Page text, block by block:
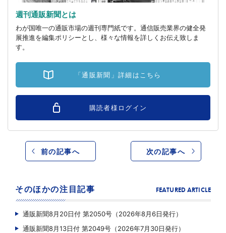
週刊通販新聞とは
わが国唯一の通販市場の週刊専門紙です。通信販売業界の健全発
展推進を編集ポリシーとし、様々な情報を詳しくお伝え致しま
す。
「通販新聞」詳細はこちら
購読者様ログイン
前の記事へ 次の記事へ
そのほかの注目記事 FEATURED ARTICLE
通販新聞8月20日付 第2050号（2026年8月6日発行）
通販新聞8月13日付 第2049号（2026年7月30日発行）